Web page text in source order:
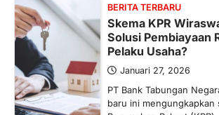
BERITA TERBARU
Skema KPR
Solusi Pembiayaan
Pelaku Usaha?
Januari 27, 2026
PT Bank Tabungan
baru ini mengungkapkan